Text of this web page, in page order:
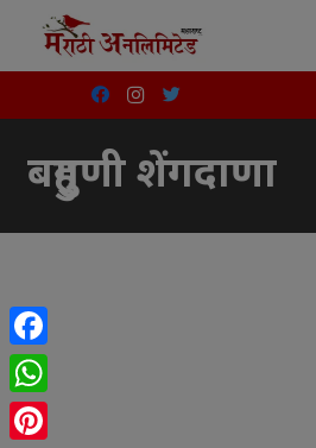
बहुगुणी शेंगदाणा
Facebook
WhatsApp